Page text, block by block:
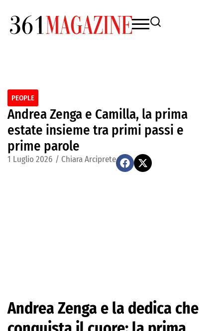
PEOPLE
Andrea Zenga e Camilla, la prima
estate insieme tra primi passi e
prime parole
1 Luglio 2026 / Chiara Arciprete
Andrea Zenga e la dedica che